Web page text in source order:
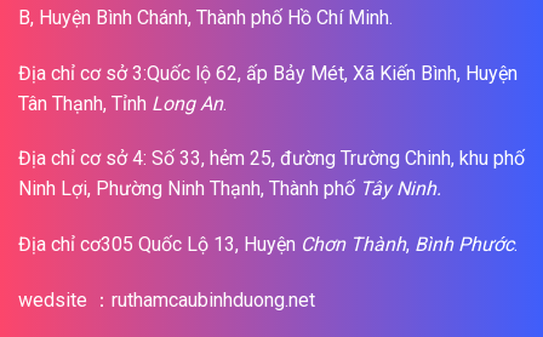
B, Huyện Bình Chánh, Thành phố Hồ Chí Minh.
Địa chỉ cơ sở 3:Quốc lộ 62, ấp Bảy Mét, Xã Kiến Bình, Huyện
Tân Thạnh, Tỉnh Long An.
Địa chỉ cơ sở 4: Số 33, hẻm 25, đường Trường Chinh, khu phố
Ninh Lợi, Phường Ninh Thạnh, Thành phố Tây Ninh.
Địa chỉ cơ305 Quốc Lộ 13, Huyện Chơn Thành, Bình Phước.
wedsite ：ruthamcaubinhduong.net